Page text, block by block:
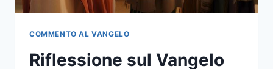
COMMENTO AL VANGELO
Riflessione sul Vangelo